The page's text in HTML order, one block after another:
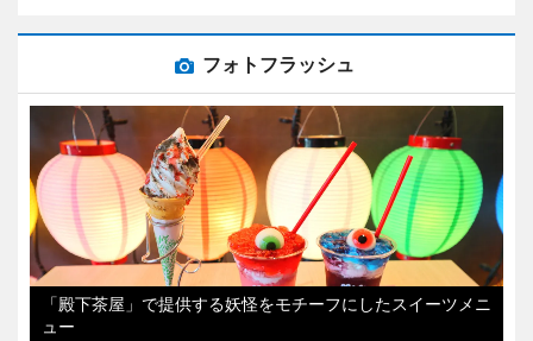
フォトフラッシュ
「殿下茶屋」で提供する妖怪をモチーフにしたスイーツメニ
ュー